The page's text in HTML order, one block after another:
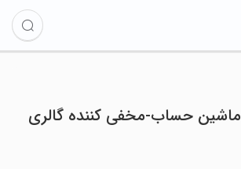
ماشین حساب-مخفی کننده گالری